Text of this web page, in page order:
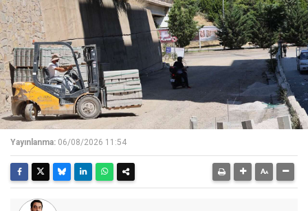
Yayınlanma: 06/08/2026 11:54